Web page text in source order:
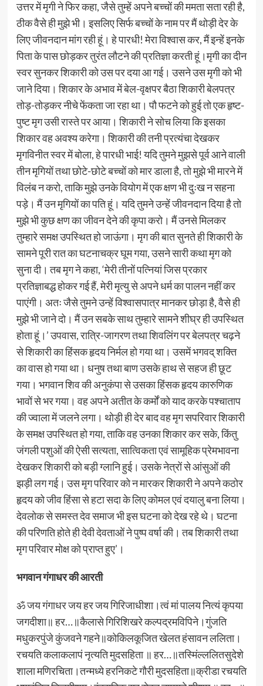
उत्तर में मृगी ने फिर कहा, जैसे तुम्हें अपने बच्चों की ममता सता रही है,
ठीक वैसे ही मुझे भी। इसलिए सिर्फ बच्चों के नाम पर मैं थोड़ी देर के
लिए जीवनदान मांग रही हूं। हे पारधी! मेरा विश्वास कर, मैं इन्हें इनके
पिता के पास छोड़कर तुरंत लौटने की प्रतिज्ञा करती हूं।मृगी का दीन
स्वर सुनकर शिकारी को उस पर दया आ गई। उसने उस मृगी को भी
जाने दिया। शिकार के अभाव में बेल-वृक्षपर बैठा शिकारी बेलपत्र
तोड़-तोड़कर नीचे फेंकता जा रहा था। पौ फटने को हुई तो एक हृष्ट-
पुष्ट मृग उसी रास्ते पर आया। शिकारी ने सोच लिया कि इसका
शिकार वह अवश्य करेगा। शिकारी की तनी प्रत्यंचा देखकर
मृगविनीत स्वर में बोला, हे पारधी भाई! यदि तुमने मुझसे पूर्व आने वाली
तीन मृगियों तथा छोटे-छोटे बच्चों को मार डाला है, तो मुझे भी मारने में
विलंब न करो, ताकि मुझे उनके वियोग में एक क्षण भी दुःख न सहना
पड़े। मैं उन मृगियों का पति हूं। यदि तुमने उन्हें जीवनदान दिया है तो
मुझे भी कुछ क्षण का जीवन देने की कृपा करो। मैं उनसे मिलकर
तुम्हारे समक्ष उपस्थित हो जाऊंगा। मृग की बात सुनते ही शिकारी के
सामने पूरी रात का घटनाचक्र घूम गया, उसने सारी कथा मृग को
सुना दी। तब मृग ने कहा, ‘मेरी तीनों पत्नियां जिस प्रकार
प्रतिज्ञाबद्ध होकर गई हैं, मेरी मृत्यु से अपने धर्म का पालन नहीं कर
पाएंगी। अतः जैसे तुमने उन्हें विश्वासपात्र मानकर छोड़ा है, वैसे ही
मुझे भी जाने दो। मैं उन सबके साथ तुम्हारे सामने शीघ्र ही उपस्थित
होता हूं।’ उपवास, रात्रि-जागरण तथा शिवलिंग पर बेलपत्र चढ़ने
से शिकारी का हिंसक हृदय निर्मल हो गया था। उसमें भगवद् शक्ति
का वास हो गया था। धनुष तथा बाण उसके हाथ से सहज ही छूट
गया। भगवान शिव की अनुकंपा से उसका हिंसक हृदय कारुणिक
भावों से भर गया। वह अपने अतीत के कर्मों को याद करके पश्चाताप
की ज्वाला में जलने लगा। थोड़ी ही देर बाद वह मृग सपरिवार शिकारी
के समक्ष उपस्थित हो गया, ताकि वह उनका शिकार कर सके, किंतु
जंगली पशुओं की ऐसी सत्यता, सात्विकता एवं सामूहिक प्रेमभावना
देखकर शिकारी को बड़ी ग्लानि हुई। उसके नेत्रों से आंसुओं की
झड़ी लग गई। उस मृग परिवार को न मारकर शिकारी ने अपने कठोर
हृदय को जीव हिंसा से हटा सदा के लिए कोमल एवं दयालु बना लिया।
देवलोक से समस्त देव समाज भी इस घटना को देख रहे थे। घटना
की परिणति होते ही देवी देवताओं ने पुष्प वर्षा की। तब शिकारी तथा
मृग परिवार मोक्ष को प्राप्त हुए’।
भगवान गंगाधर की आरती
ॐ जय गंगाधर जय हर जय गिरिजाधीशा।त्वं मां पालय नित्यं कृपया
जगदीशा॥ हर…॥कैलासे गिरिशिखरे कल्पद्रमविपिने।गुंजति
मधुकरपुंजे कुंजवने गहने॥कोकिलकूजित खेलत हंसावन ललिता।
रचयति कलाकलापं नृत्यति मुदसहिता ॥ हर…॥तस्मिंल्ललितसुदेशे
शाला मणिरचिता।तन्मध्ये हरनिकटे गौरी मुदसहिता॥क्रीडा रचयति